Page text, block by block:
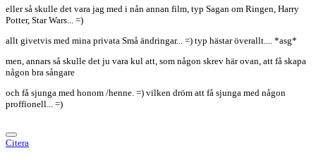
eller så skulle det vara jag med i nån annan film, typ Sagan om Ringen, Harry
Potter, Star Wars... =)
allt givetvis med mina privata Små ändringar... =) typ hästar överallt.... *asg*
men, annars så skulle det ju vara kul att, som någon skrev här ovan, att få skapa
någon bra sångare
och få sjunga med honom /henne. =) vilken dröm att få sjunga med någon
proffionell... =)
Citera